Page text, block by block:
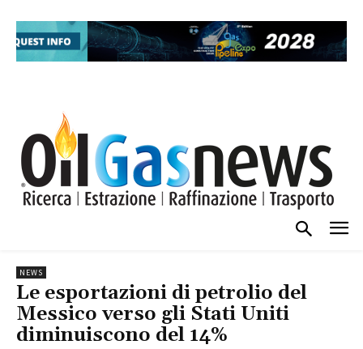
NEWS
Le esportazioni di petrolio del
Messico verso gli Stati Uniti
diminuiscono del 14%